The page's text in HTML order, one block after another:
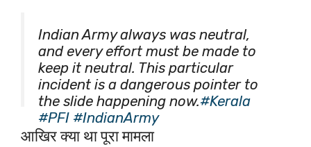
Indian Army always was neutral,
and every effort must be made to
keep it neutral. This particular
incident is a dangerous pointer to
the slide happening now.#Kerala
#PFI #IndianArmy
pic.twitter.com/H2QCJ7szCX
आखिर क्या था पूरा मामला